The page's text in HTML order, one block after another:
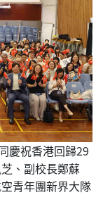
慶祝香港回歸29
、副校長鄭蘇
青年團新界大隊